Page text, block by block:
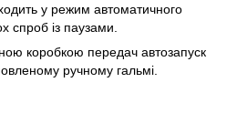
у режим автоматичного
спроб із паузами.
коробкою передач автозапуск
ручному гальмі.